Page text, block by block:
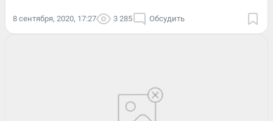
8 сентября, 2020, 17:27 3 285 Обсудить